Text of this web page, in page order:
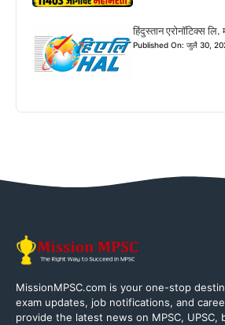
हिंदुस्तान एरोनॉटिक्स लि.
Published On: जुलै 30,
MissionMPSC.com is your one-stop
exam updates, job notifications, and
provide the latest news on MPSC, UPSC,